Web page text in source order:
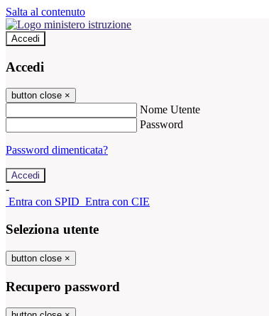
Salta al contenuto
Accedi
Accedi
button close ×
Nome Utente
Password
Password dimenticata?
-
Entra con SPID Entra con CIE
Seleziona utente
button close ×
Recupero password